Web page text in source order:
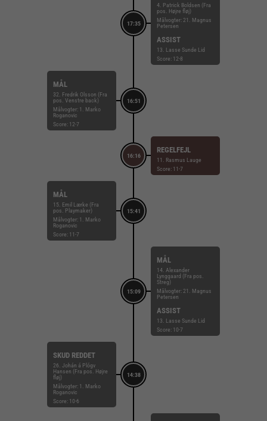
17:35
4. Patrick Boldsen (Fra
pos. Højre fløj)
Målvogter: 21. Magnus
Petersen
ASSIST
13. Lasse Sunde Lid
Score: 12-8
16:51
MÅL
32. Fredrik Olsson (Fra
pos. Venstre back)
Målvogter: 1. Marko
Roganovic
Score: 12-7
16:16
REGELFEJL
11. Rasmus Lauge
Score: 11-7
15:41
MÅL
15. Emil Lærke (Fra
pos. Playmaker)
Målvogter: 1. Marko
Roganovic
Score: 11-7
15:09
MÅL
14. Alexander
Lynggaard (Fra pos.
Streg)
Målvogter: 21. Magnus
Petersen
ASSIST
13. Lasse Sunde Lid
Score: 10-7
14:38
SKUD REDDET
26. Johán á Plógv
Hansen (Fra pos. Højre
fløj)
Målvogter: 1. Marko
Roganovic
Score: 10-6